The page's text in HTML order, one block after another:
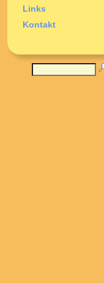
Links
Kontakt